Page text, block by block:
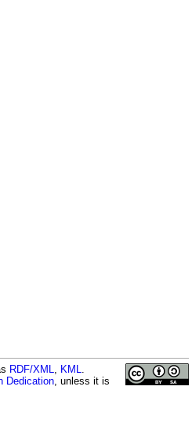
RDF/XML, KML.
Dedication, unless it is